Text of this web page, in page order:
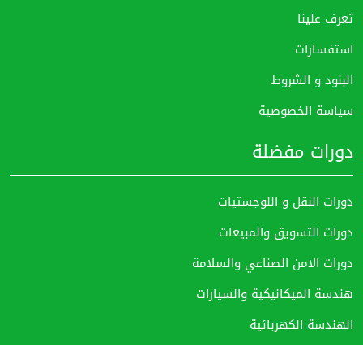
تعرف علينا
استفسارات
البنود و الشروط
سياسة الخصوصية
دورات مفضلة
دورات النقل و اللوجستيات
دورات التسويق والمبيعات
دورات الامن الصناعي والسلامة
هندسة الميكانيكية والسيارات
الهندسة الكهربائية